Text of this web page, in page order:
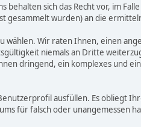
sich das Recht vor, im
gesammelt wurden) an die
Wir raten Ihnen, einen
niemals an Dritte
dringend, ein komplexes und
ausfüllen. Es obliegt
für falsch oder unangemessen